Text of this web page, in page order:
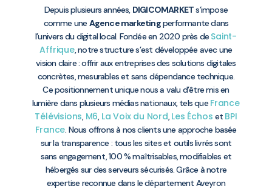
Depuis plusieurs années, DIGICOMARKETs’impose
comme une Agence marketingperformante dans
l’univers du digital local. Fondée en 2020 près de Saint-
Affrique, notre structure s’est développée avec une
vision claire : offrir aux entreprises des solutions digitales
concrètes, mesurables et sans dépendance technique.
Ce positionnement unique nous a valu d’être mis en
lumière dans plusieurs médias nationaux, tels que France
Télévisions, M6, La Voix du Nord,Les Échos et BPI
France. Nous offrons à nos clients une approche basée
sur la transparence : tous les sites et outils livrés sont
sans engagement, 100 % maîtrisables, modifiables et
hébergés sur des serveurs sécurisés. Grâce à notre
expertise reconnue dans le département Aveyron